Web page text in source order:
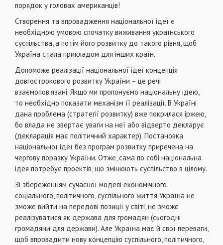
порядок у головах американцiв!
Створення та впровадження нацiональної iдеї є
необхiдною умовою спочатку виживання українського
суспiльства, а потiм його розвитку до такого рiвня, щоб
Україна стала прикладом для iнших країн.
Допоможе реалiзацiї нацiональної iдеї концепцiя
довгострокового розвитку України – це речi
взаємопов’язанi. Якщо ми пропонуємо нацiональну iдею,
то необхiдно показати механiзм її реалiзацiї. В Українi
дана проблема (стратегiї розвитку) вже покрилася iржею,
бо влада не звертає уваги на неї або вiдверто декларує
(декларацiя має полiтичний характер). Постановка
нацiональної iдеї без програм розвитку приречена на
чергову поразку України. Отже, сама по собi нацiональна
iдея потребує проектiв, що змiнюють суспiльство в цiлому.
Зi збереженням сучасної моделi економiчного,
соцiального, полiтичного, суспiльного життя Україна не
зможе вийти на передовi позицiї у свiтi, не зможе
реалiзуватися як держава для громадян (сьогоднi
громадяни для держави). Але Україна має й свої переваги,
щоб впровадити нову концепцiю суспiльного, полiтичного,